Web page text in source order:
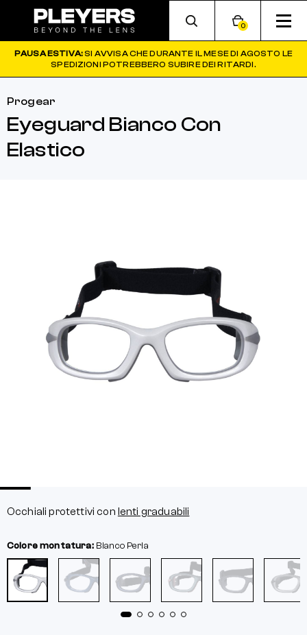
0
PAUSA ESTIVA:SI AVVISA CHE DURANTE IL MESE DI AGOSTO LE
SPEDIZIONI POTREBBERO SUBIRE DEI RITARDI.
Progear
Eyeguard Bianco Con
Elastico
Occhiali protettivi con lenti graduabili
Colore montatura: Bianco Perla